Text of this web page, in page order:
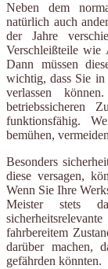
Neben dem
natürlich auch
der Jahre
Verschleißteile wie
Dann müssen
wichtig, dass Sie in
verlassen
betriebssicheren
funktionsfähig.
bemühen,
Besonders
diese versagen,
Wenn Sie Ihre
Meister stets
fahrbereitem
darüber machen,
gefährden könnten.